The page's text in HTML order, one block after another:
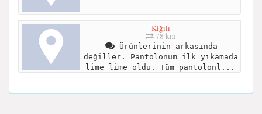
Kiğılı
78 km
Ürünlerinin arkasında
değiller. Pantolonum ilk yıkamada
lime lime oldu. Tüm pantolonl...